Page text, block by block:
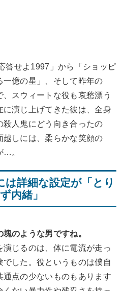
答せよ1997」から「ショッピ
一億の星」、そして昨年の
、スウィートな役も哀愁漂う
演じ上げてきた彼は、全身
人鬼にどう向き合ったの
しには、柔らかな笑顔の
…。
詳細な設定が「とり
内緒」
のような男ですね。
じるのは、体に電流が走っ
した。役というものは僕自
点の少ないものもあります